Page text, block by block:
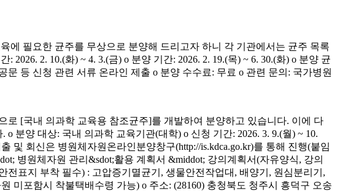
에 필요한 균주를 무상으로 분양해 드리고자 하니 각 기관에서는 균주 목록
2. 10.(화) ~ 4. 3.(금) o 분양 기간: 2026. 2. 19.(목) ~ 6. 30.(화) o 분양 균
문 등 신청 관련 서류 온라인 제출 o 분양 수수료: 무료 o 관련 문의: 국가병원
[국내 의과학 교육용 참조균주]를 개발하여 분양하고 있습니다. 이에 다
분양 대상: 국내 의과학 교육기관(대학) o 신청 기간: 2026. 3. 9.(월) ~ 10.
및 회신은 병원체자원온라인분양창구(http://is.kdca.go.kr)를 통해 진행(붙임
병원체자원 관리&sdot;활용 계획서 &middot; 강의계획서(자유양식, 강의
표지 부착 필수) : 고압증기멸균기, 생물안전작업대, 배양기, 원심분리기,
미포함시 착불택배수령 가능) o 주소: (28160) 충청북도 청주시 흥덕구 오송